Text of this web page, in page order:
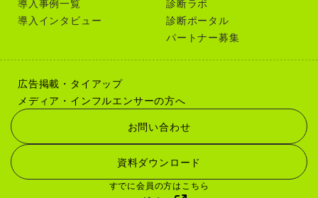
この診断で分かること
この診断では、あなたの性格や対人傾向から、本音と建前の
本音と建前のバランス
本心を表現する度合い
空気を読む傾向の強さ
人間関係での立ち回り方
恋愛での本音の出し方
導入事例一覧
導入インタビュー
診断ラボ
診断ポータル
パートナー募集
広告掲載・タイアップ
メディア・インフルエンサーの方へ
お問い合わせ
資料ダウンロード
すでに会員の方はこちら